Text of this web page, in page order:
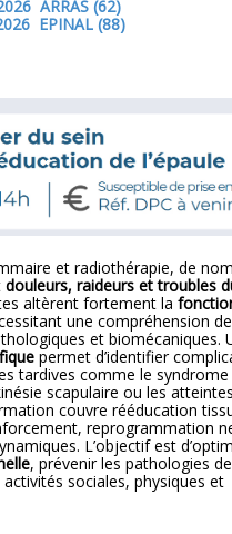
ARRAS (62)
EPINAL (88)
et radiothérapie, de
douleurs, raideurs et troubles
altèrent fortement la
une compréhension
et biomécaniques.
permet d’identifier
tardives comme le syndrome
scapulaire ou les atteintes
couvre rééducation
reprogrammation
L’objectif est
, prévenir les pathologies
sociales, physiques et